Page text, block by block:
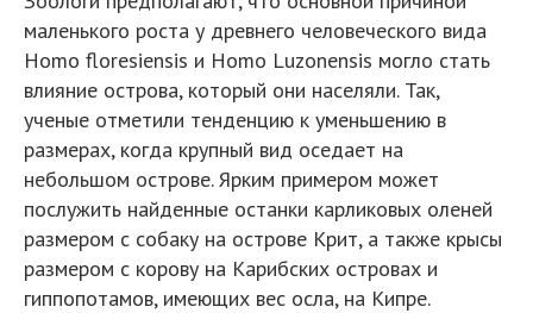
маленького роста у древнего человеческого вида
Homo floresiensis и Homo Luzonensis могло стать
влияние острова, который они населяли. Так,
ученые отметили тенденцию к уменьшению в
размерах, когда крупный вид оседает на
небольшом острове. Ярким примером может
послужить найденные останки карликовых оленей
размером с собаку на острове Крит, а также крысы
размером с корову на Карибских островах и
гиппопотамов, имеющих вес осла, на Кипре.